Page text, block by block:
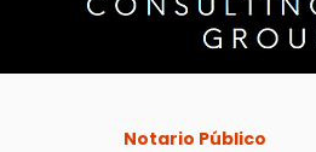
Notario Público